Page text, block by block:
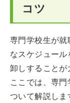
コツ
専門学校生が就
なスケジュー
卸しすることが
ここでは、専
ついて解説しま